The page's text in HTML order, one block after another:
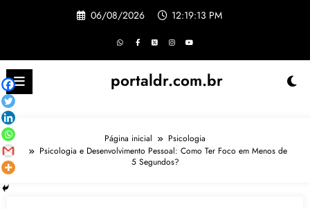
06/08/2026 12:19:14 PM
portaldr.com.br
Página inicial
Psicologia
Psicologia e Desenvolvimento Pessoal: Como Ter Foco em Menos de
5 Segundos?